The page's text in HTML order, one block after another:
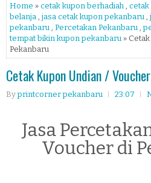
Home » cetak kupon berhadiah cetak
belanja
jasa cetak kupon pekanbaru
pekanbaru
Percetakan Pekanbaru ,
tempat bikin kupon pekanbaru »
Pekanbaru
Cetak Kupon Undian /
Byprintcorner pekanbaru 23:07
Jasa
Voucher di